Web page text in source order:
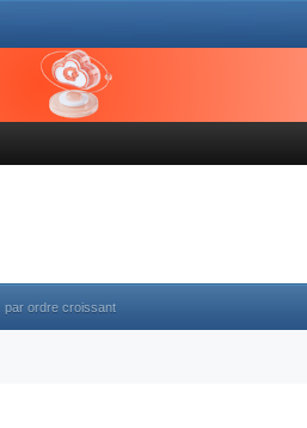
par ordre croissant